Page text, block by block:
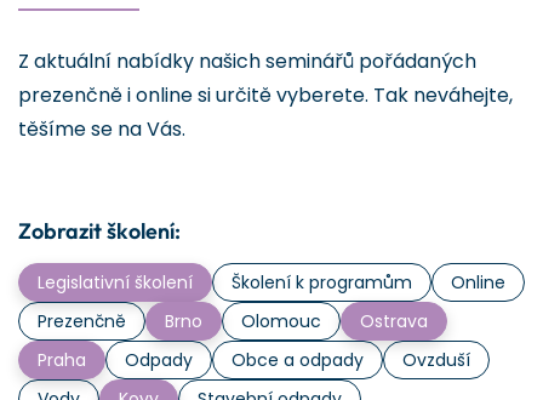
Z aktuální nabídky našich seminářů pořádaných
prezenčně i online si určitě vyberete. Tak neváhejte,
těšíme se na Vás.
Zobrazit školení:
Legislativní školení Školení k programům
Online
Prezenčně
Brno Olomouc
Ostrava
Praha
Odpady Obce a odpady
Ovzduší